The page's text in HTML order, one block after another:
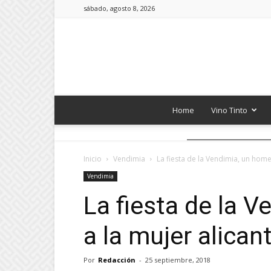
sábado, agosto 8, 2026
Home Vino Tinto
Inicio Vendimia La fiesta de la Vendimia, un
Vendimia
La fiesta de la
a la mujer
Por Redacción - 25 septiembre, 2018